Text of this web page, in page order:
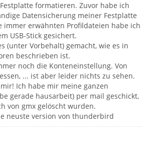
formatieren. Zuvor habe ich
Datensicherung meiner Festplatte
immer erwähnten Profildateien habe ich
USB-Stick gesichert.
(unter Vorbehalt) gemacht, wie es in
beschrieben ist.
noch die Konteneinstellung. Von
... ist aber leider nichts zu sehen.
Ich habe mir meine ganzen
gerade hausarbeit) per mail geschickt,
von gmx gelöscht wurden.
neuste version von thunderbird